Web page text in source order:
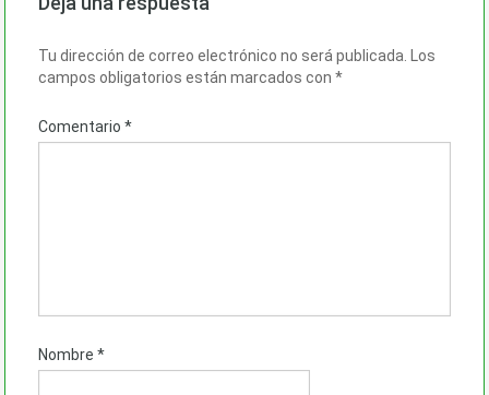
Tu dirección de correo electrónico no será publicada. Los
campos obligatorios están marcados con *
Comentario *
Nombre *